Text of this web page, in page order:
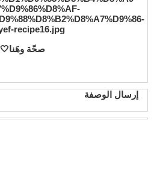
صحّة وهَنا🤍
إرسال الوصفة